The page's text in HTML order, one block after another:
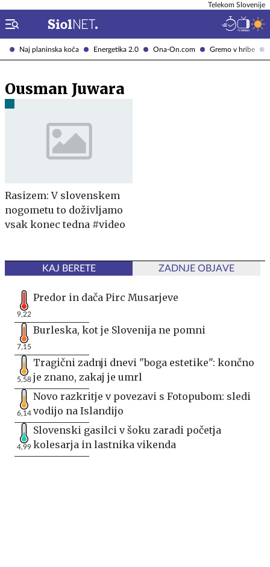
Naj planinska koča Energetika 2.0 Ona-On.com Gremo v hribe
Telekom Slovenije
Ousman Juwara
Rasizem: V slovenskem
nogometu to doživljamo
vsak konec tedna #video
KAJ BERETE ZADNJE OBJAVE
9,22
Predor in dača Pirc Musarjeve
7,15
Burleska, kot je Slovenija ne pomni
5,58
Tragični zadnji dnevi "boga estetike": končno
je znano, zakaj je umrl
6,14
Novo razkritje v povezavi s Fotopubom: sledi
vodijo na Islandijo
4,99
Slovenski gasilci v šoku zaradi početja
kolesarja in lastnika vikenda